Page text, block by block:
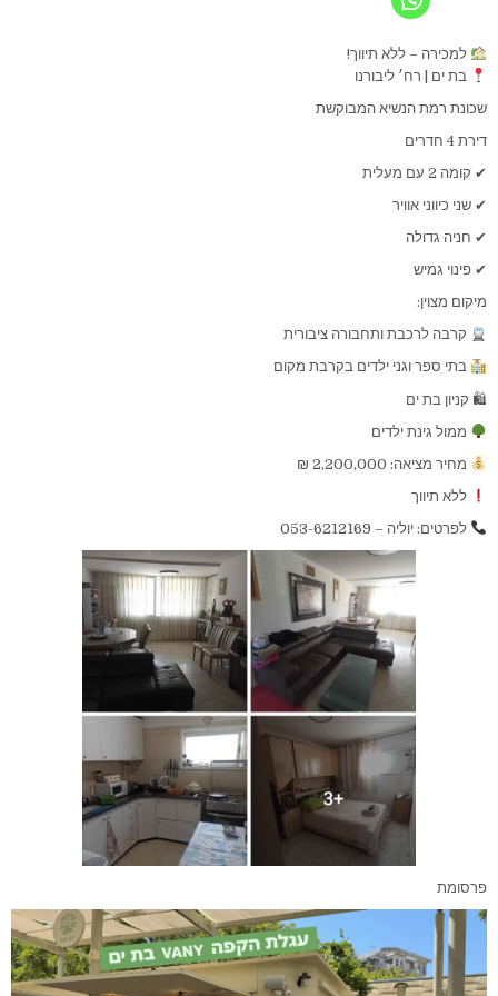
למכירה – ללא תיווך!
בת ים | רח׳ ליבורנו
שכונת רמת הנשיא המבוקשת
דירת 4 חדרים
✔ קומה 2 עם מעלית
✔ שני כיווני אוויר
✔ חניה גדולה
✔ פינוי גמיש
מיקום מצוין:
קרבה לרכבת ותחבורה ציבורית
בתי ספר וגני ילדים בקרבת מקום
🛍 קניון בת ים
ממול גינת ילדים
מחיר מציאה: 2,200,000 ₪
ללא תיווך
לפרטים: יוליה – 053-6212169
פרסומת